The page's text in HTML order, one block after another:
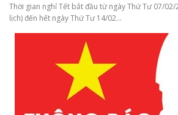
Thời gian nghỉ Tết bắt đầu từ ngày Thứ Tư 07/
lịch) đến hết ngày Thứ Tư 14/02...